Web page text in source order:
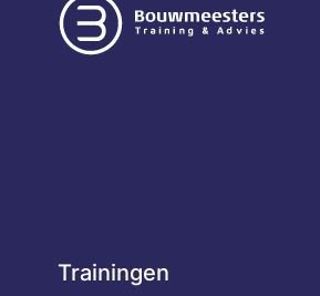
Trainingen